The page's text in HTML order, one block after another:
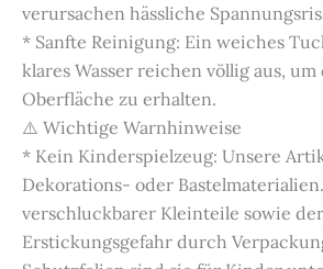
verursachen hässliche
* Sanfte Reinigung: Ein weiches
klares Wasser reichen völlig aus,
Oberfläche zu erhalten.
⚠️ Wichtige Warnhinweise
* Kein Kinderspielzeug: Unsere
Dekorations- oder
verschluckbarer Kleinteile sowie der
Erstickungsgefahr durch